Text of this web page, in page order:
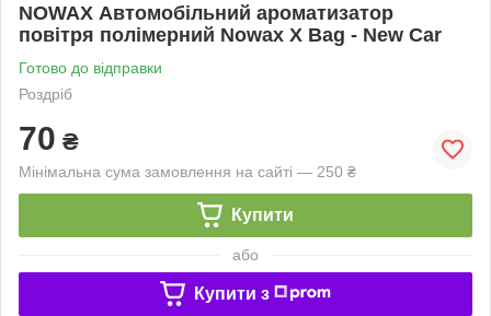
NOWAX Автомобільний ароматизатор
повітря полімерний Nowax X Bag - New Car
Готово до відправки
Роздріб
70 ₴
Мінімальна сума замовлення на сайті — 250 ₴
Купити
або
Купити з